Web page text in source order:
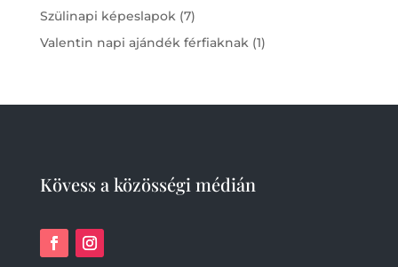
products
Szülinapi képeslapok 77
products
Valentin napi ajándék férfiaknak 11
Kövess a közösségi médián